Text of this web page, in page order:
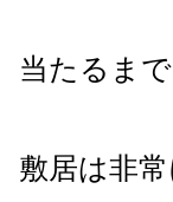
当たるま
敷居は非